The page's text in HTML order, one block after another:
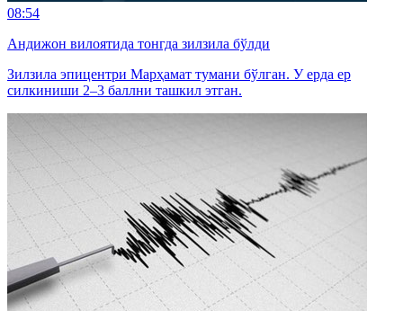
08:54
Андижон вилоятида тонгда зилзила бўлди
Зилзила эпицентри Марҳамат тумани бўлган. У ерда ер
силкиниши 2–3 баллни ташкил этган.